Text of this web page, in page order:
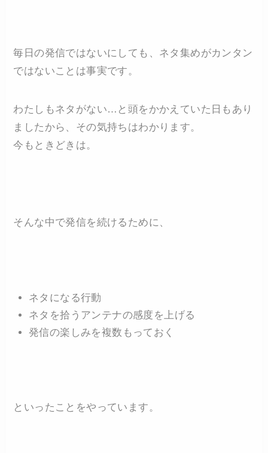
毎日の発信ではないにしても、ネタ集めがカンタン
ではないことは事実です。
わたしもネタがない…と頭をかかえていた日もあり
ましたから、その気持ちはわかります。
今もときどきは。
そんな中で発信を続けるために、
ネタになる行動
ネタを拾うアンテナの感度を上げる
発信の楽しみを複数もっておく
といったことをやっています。